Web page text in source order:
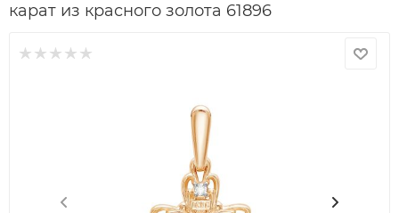
карат из красного золота 61896